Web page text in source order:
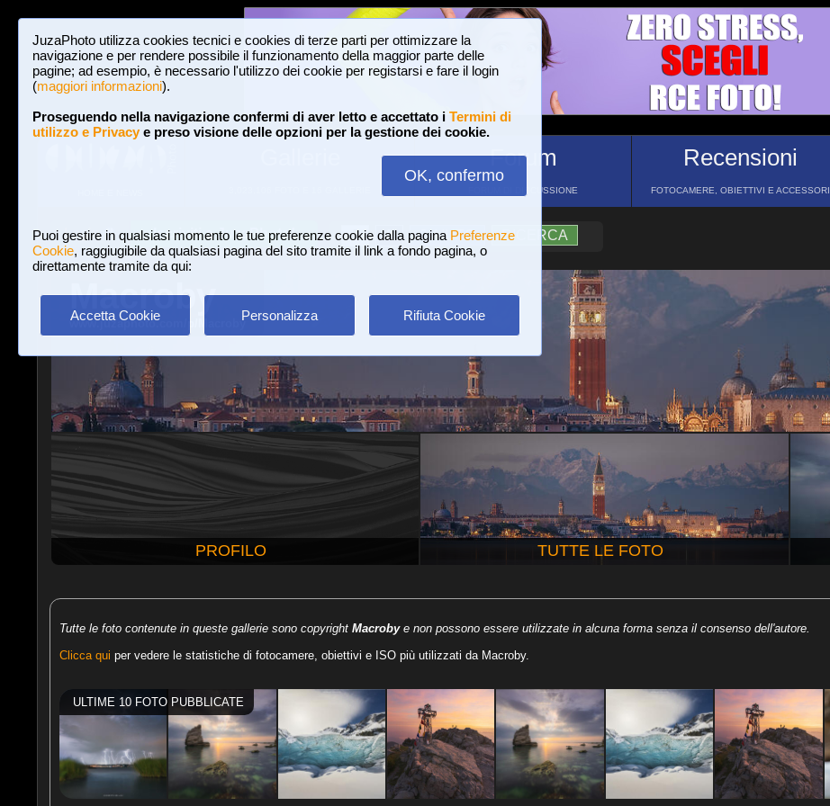
JuzaPhoto utilizza cookies tecnici e cookies di terze parti per ottimizzare la
navigazione e per rendere possibile il funzionamento della maggior parte delle
pagine; ad esempio, è necessario l'utilizzo dei cookie per registarsi e fare il login
(maggiori informazioni).
Proseguendo nella navigazione confermi di aver letto e accettato i Termini di
utilizzo e Privacye preso visione delle opzioni per la gestione dei cookie.
OK, confermo
Puoi gestire in qualsiasi momento le tue preferenze cookie dalla pagina Preferenze
Cookie, raggiugibile da qualsiasi pagina del sito tramite il link a fondo pagina, o
direttamente tramite da qui:
Accetta Cookie Personalizza Rifiuta Cookie
Forum
FORUM DI DISCUSSIONE
Recensioni
FOTOCAMERE, OBIETTIVI E ACCESSORI
Login Iscriviti a JuzaPhoto! A A ?AIUTO RICERCA
Macroby
www.juzaphoto.com/p/Macroby
PROFILO TUTTE LE FOTO
Tutte le foto contenute in queste gallerie sono copyright Macrobye non possono essere utilizzate in alcuna forma senza il consenso dell'autore.
Clicca qui per vedere le statistiche di fotocamere, obiettivi e ISO più utilizzati da Macroby.
ULTIME 10 FOTO PUBBLICATE